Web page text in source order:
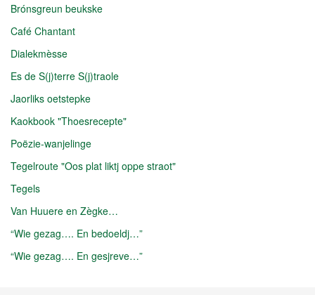
Brónsgreun beukske
Café Chantant
Dialekmèsse
Es de S(j)terre S(j)traole
Jaorliks oetstepke
Kaokbook "Thoesrecepte"
Poëzie-wanjelinge
Tegelroute "Oos plat liktj oppe straot"
Tegels
Van Huuere en Zègke…
“Wie gezag…. En bedoeldj…”
“Wie gezag…. En gesjreve…”